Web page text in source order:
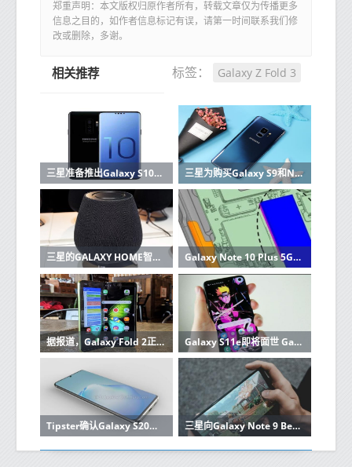
郑重声明：本文版权归原作者所有，转载文章仅为传播更多
信息之目的，如作者信息标记有误，请第一时间联系我们修
改或删除，多谢。
标签： Galaxy Z Fold 3
相关推荐
三星准备推出Galaxy S10这里有功能和价格 三星为购买Galaxy S9和Note 9的用户提供高达200欧元的报销
三星的GALAXY HOME智能音箱在UNPACKED 2019上没有亮相 Galaxy Note 10 Plus 5G拆解显示三星从Apple获取了一页
据报道，Galaxy Fold 2正式发布后将立即发售。 Galaxy S11e即将面世 Galaxy S10e没有直接的继任者
Tipster确认Galaxy S20确实要取代S11了 三星向Galaxy Note 9 Beta测试仪推出稳定的Android 10更新